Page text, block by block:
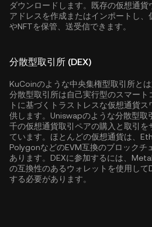
ダウンロードします。既存の仮想通貨
アドレスを作成またはインポートし、
やNFTを保管、送受信できます。
分散型取引所 (DEX)
KuCoinのような中央集権型取引所とは
分散型取引所は自己実行型のスマート
トに基づくトラストレスな仮想通貨ス
供します。Uniswapのような分散型取
千の仮想通貨取引ペアの購入と取引を
ています。ほとんどの仮想通貨は、
PolygonなどのEVM互換のブロックチ
あります。DEXに参加するには、
の互換性のあるウォレットを使用して
する必要があります。